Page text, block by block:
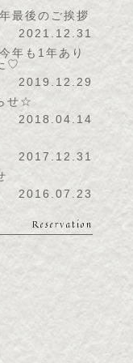
最後のご挨拶
2021.12.31
年も1年あり
♡
2019.12.29
せ☆
2018.04.14
2017.12.31
2016.07.23
Reservation